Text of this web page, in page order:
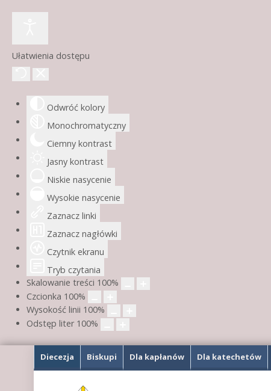
Ułatwienia dostępu
Odwróć kolory
Monochromatyczny
Ciemny kontrast
Jasny kontrast
Niskie nasycenie
Wysokie nasycenie
Zaznacz linki
Zaznacz nagłówki
Czytnik ekranu
Tryb czytania
Skalowanie treści 100%
Czcionka 100%
Wysokość linii 100%
Odstęp liter 100%
Diecezja Biskupi Dla kapłanów Dla katechetów